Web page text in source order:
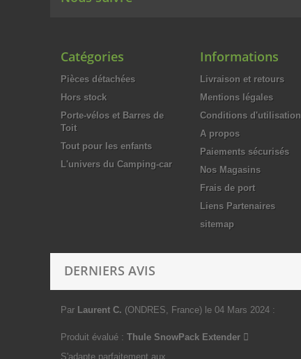
Catégories
Pièces détachées
Hors stock
Porte-vélos et Barres de
Toit
Tout pour les enfants
L'univers du Camping-car
Informations
Livraison et retours
Mentions légales
Conditions d'utilisation
A propos
Paiements sécurisés
Nos Magasins
Frais de port
Liens Partenaires
sitemap
DERNIERS AVIS
Par Laurent C. (ONDRES, France) le 04 Mars 2024 :
Produit évalué : Thule SnowPack Extender
S'adapte parfaitement aux...